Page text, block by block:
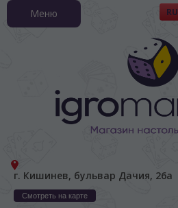
RU
г. Кишинев, бульвар Дачия, 26а
Смотреть на карте
Меню